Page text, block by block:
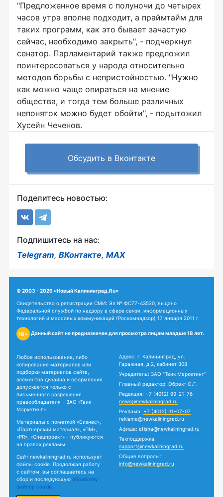
"Предложенное время с полуночи до четырех
часов утра вполне подходит, а праймтайм для
таких программ, как это бывает зачастую
сейчас, необходимо закрыть", - подчеркнул
сенатор. Парламентарий также предложил
поинтересоваться у народа относительно
методов борьбы с непристойностью. "Нужно
как можно чаще опираться на мнение
общества, и тогда тем больше различных
непоняток можно будет обойти", - подытожил
Хусейн Чеченов.
Обсудить в Вконтакте
Поделитесь новостью:
Подпишитесь на нас:
Telegram, ВКонтакте, MAX
© 2003 - 2026 «Новый Калининград.Ru»
Свидетельство о регистрации СМИ: Эл № ФС77-43520, выдано
Федеральной службой по надзору в сфере связи, информационных
технологий и массовых коммуникаций (Роскомнадзор) 17 января 2011 г.
18+ Данный сайт не предназначен для просмотра лицам младше 18 лет.
Любое использование, либо
копирование материалов или
подборки материалов сайта,
элементов дизайна и оформления
допускается только с
письменного разрешения
правообладателя - ЗАО «Твик
Маркетинг».
Материалы с пометкой «Бизнес»,
«Партнерский материал», «ПМ»,
«PR», «Спецпроект» - публикуются
на правах рекламы.
Сайт newkaliningrad.ru использует
файлы cookie. Продолжая работу
с сайтом, вы соглашаетесь на
сбор и последующую обработку
файлов cookie.
Адрес: г. Калининград, ул.
Гаражная, д.2, кабинет 308
Учредитель: ЗАО "Твик Маркетинг"
Главный редактор: Обрехт О.Г.
Редакция: +7 (4012) 99-21-76
news@newkaliningrad.ru
Реклама: +7 (4012) 31-07-07
reklama@newkaliningrad.ru
Афиша: afisha@newkaliningrad.ru
Техподдержка:
support@newkaliningrad.ru
Общие вопросы:
info@newkaliningrad.ru